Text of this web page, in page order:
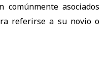
comúnmente asociados
referirse a su novio o